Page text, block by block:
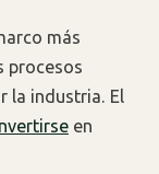
más
procesos
la industria. El
en